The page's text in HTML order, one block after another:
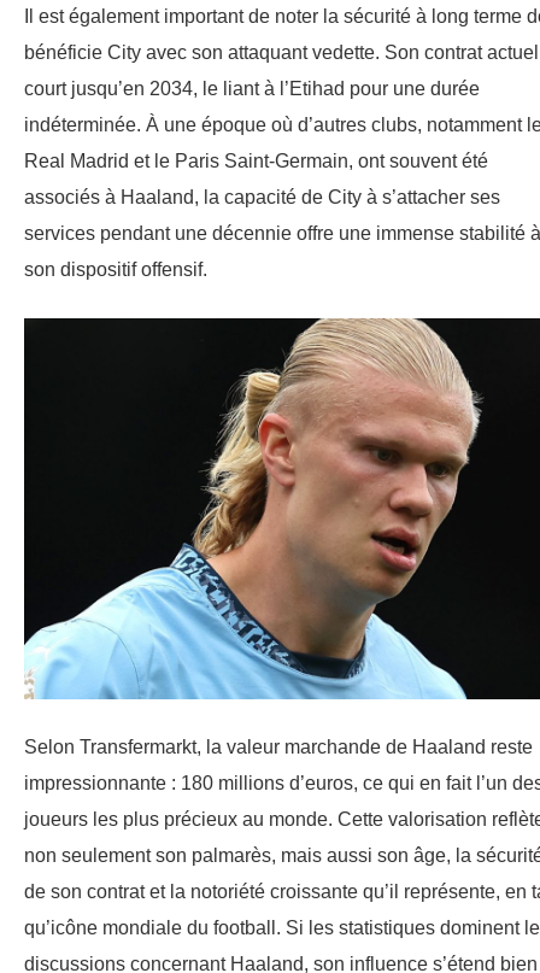
Il est également important de noter la sécurité à long terme
bénéficie City avec son attaquant vedette. Son contrat actuel
court jusqu’en 2034, le liant à l’Etihad pour une durée
indéterminée. À une époque où d’autres clubs, notamment
Real Madrid et le Paris Saint-Germain, ont souvent été
associés à Haaland, la capacité de City à s’attacher ses
services pendant une décennie offre une immense stabilité à
son dispositif offensif.
Selon Transfermarkt, la valeur marchande de Haaland reste
impressionnante : 180 millions d’euros, ce qui en fait l’un
joueurs les plus précieux au monde. Cette valorisation
non seulement son palmarès, mais aussi son âge, la
de son contrat et la notoriété croissante qu’il représente, en
qu’icône mondiale du football. Si les statistiques dominent
discussions concernant Haaland, son influence s’étend bien